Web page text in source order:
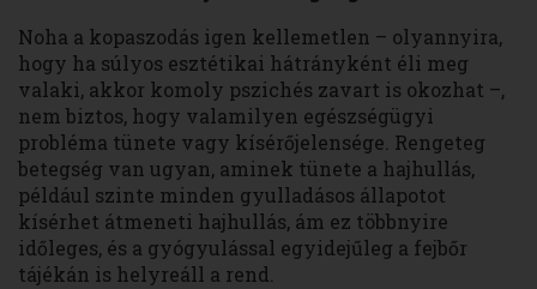
Noha a kopaszodás igen kellemetlen – olyannyira,
hogy ha súlyos esztétikai hátrányként éli meg
valaki, akkor komoly pszichés zavart is okozhat –,
nem biztos, hogy valamilyen egészségügyi
probléma tünete vagy kísérőjelensége. Rengeteg
betegség van ugyan, aminek tünete a hajhullás,
például szinte minden gyulladásos állapotot
kísérhet átmeneti hajhullás, ám ez többnyire
időleges, és a gyógyulással egyidejűleg a fejbőr
tájékán is helyreáll a rend.